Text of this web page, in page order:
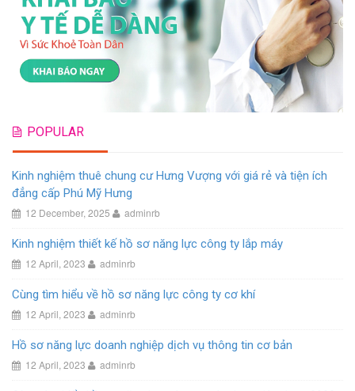
POPULAR
Kinh nghiệm thuê chung cư Hưng Vượng với giá rẻ và tiện ích
đẳng cấp Phú Mỹ Hưng
12 December, 2025 adminrb
Kinh nghiệm thiết kế hồ sơ năng lực công ty lắp máy
12 April, 2023 adminrb
Cùng tìm hiểu về hồ sơ năng lực công ty cơ khí
12 April, 2023 adminrb
Hồ sơ năng lực doanh nghiệp dịch vụ thông tin cơ bản
12 April, 2023 adminrb